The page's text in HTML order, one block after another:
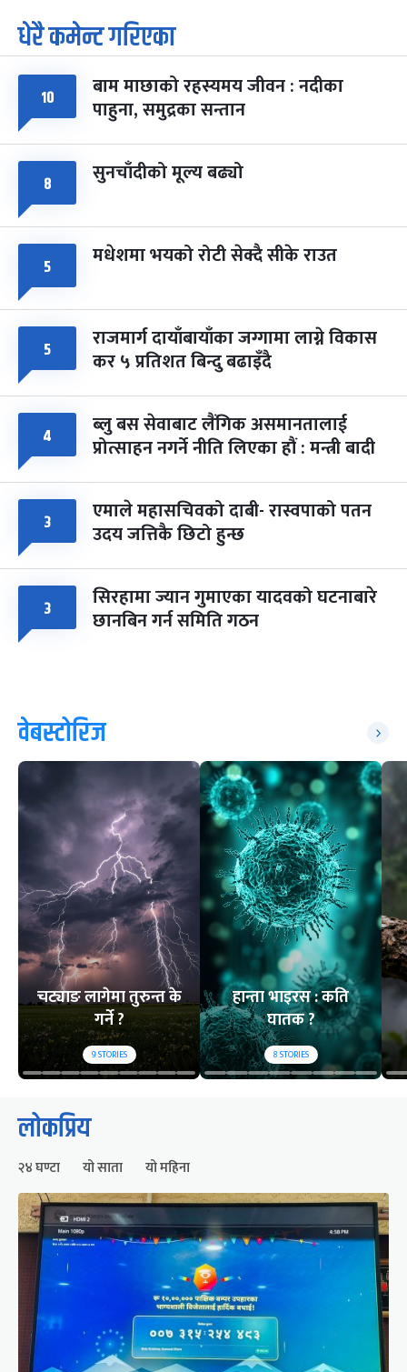
७
आइत
पूर्णिमा व्रत
चैत्र ७, २०८३-Mar 21, 2027
८
सोम
फागुपूर्णिमा
चैत्र ८, २०८३-Mar 22, 2027
७ महिना बाँकी
धेरै कमेन्ट गरिएका
१० बाम माछाको रहस्यमय जीवन : नदीका
पाहुना, समुद्रका सन्तान
८ सुनचाँदीको मूल्य बढ्यो
५ मधेशमा भयको रोटी सेक्दै सीके राउत
५ राजमार्ग दायाँबायाँका जग्गामा लाग्ने विकास
कर ५ प्रतिशत बिन्दु बढाइँदै
४ ब्लु बस सेवाबाट लैंगिक असमानतालाई
प्रोत्साहन नगर्ने नीति लिएका हौं : मन्त्री बादी
३ एमाले महासचिवको दाबी- रास्वपाको पतन
उदय जत्तिकै छिटो हुन्छ
३ सिरहामा ज्यान गुमाएका यादवको घटनाबारे
छानबिन गर्न समिति गठन
वेबस्टोरिज
चट्याङ लागेमा तुरुन्त के
गर्ने ?
9STORIES
हान्ता भाइरस : कति
घातक ?
8STORIES
लोकप्रिय
२४ घण्टा यो साता यो महिना